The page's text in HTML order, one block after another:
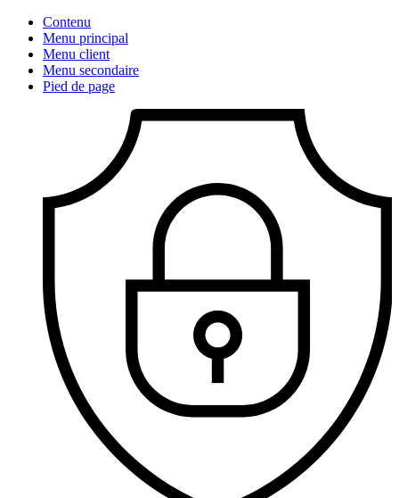
Contenu
Menu principal
Menu client
Menu secondaire
Pied de page